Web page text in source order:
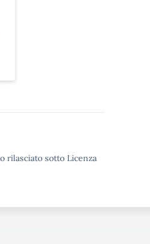
rilasciato sotto Licenza